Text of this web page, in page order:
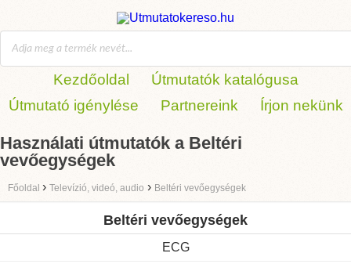
Kezdőoldal
Útmutatók katalógusa
Útmutató igénylése
Partnereink Írjon nekünk
Használati útmutatók a Beltéri
vevőegységek
Főoldal › Televízió, videó, audio › Beltéri vevőegységek
Beltéri vevőegységek
ECG